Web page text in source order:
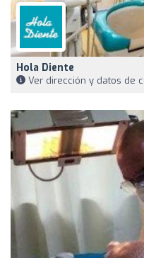
Hola Diente
Ver dirección y datos de